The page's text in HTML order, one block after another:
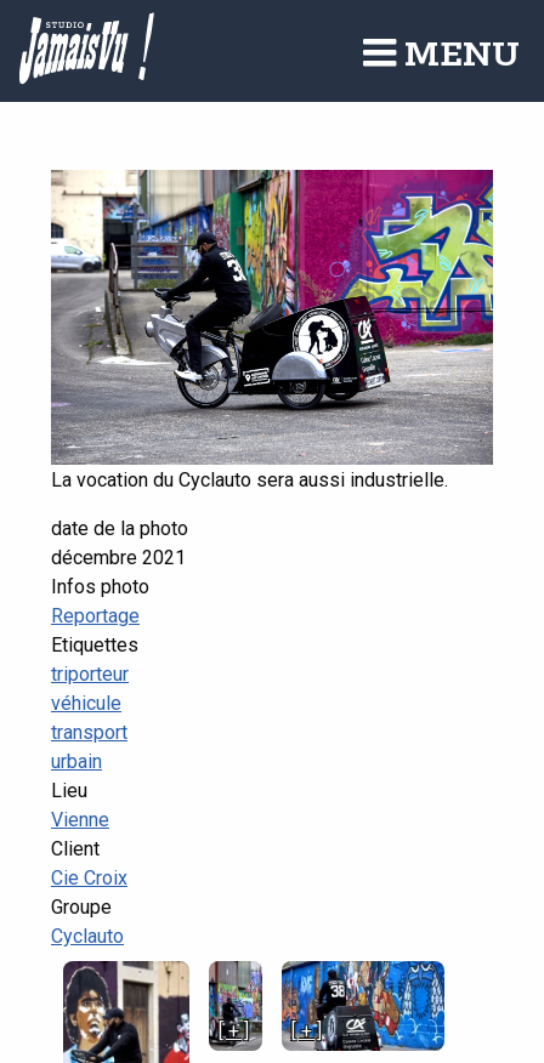
Aller
contenu
principal
MENU
La vocation du Cyclauto sera aussi industrielle.
date de la photo
décembre 2021
Infos photo
Reportage
Etiquettes
triporteur
véhicule
transport
urbain
Lieu
Vienne
Client
Cie Croix
Groupe
Cyclauto
[ + ] [ + ]